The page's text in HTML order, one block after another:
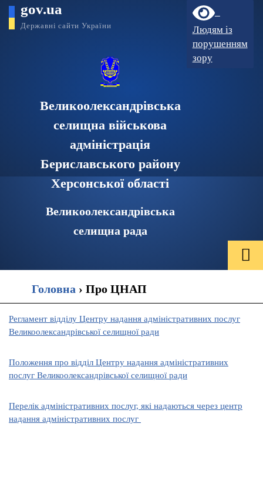
gov.ua
Державні сайти України
Великоолександрівська
селищна військова
адміністрація
Бериславського району
Херсонської області
Великоолександрівська
селищна рада
Людям із
порушенням
зору
Головна › Про ЦНАП
Регламент відділу Центру надання адміністративних послуг
Великоолександрівської селищної ради
Положення про відділ Центру надання адміністративних
послуг Великоолександрівської селищної ради
Перелік адміністративних послуг, які надаються через центр
надання адміністративних послуг